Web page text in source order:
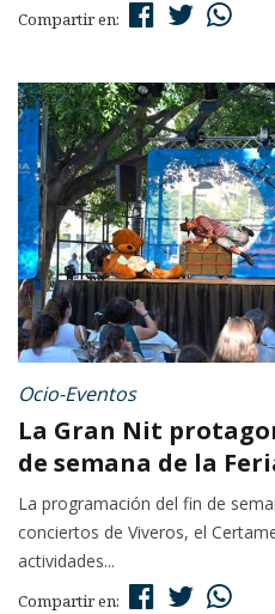
Compartir en:
Ocio-Eventos
La Gran Nit
de semana de la
La programación del fin de
conciertos de Viveros, el
actividades...
Compartir en: